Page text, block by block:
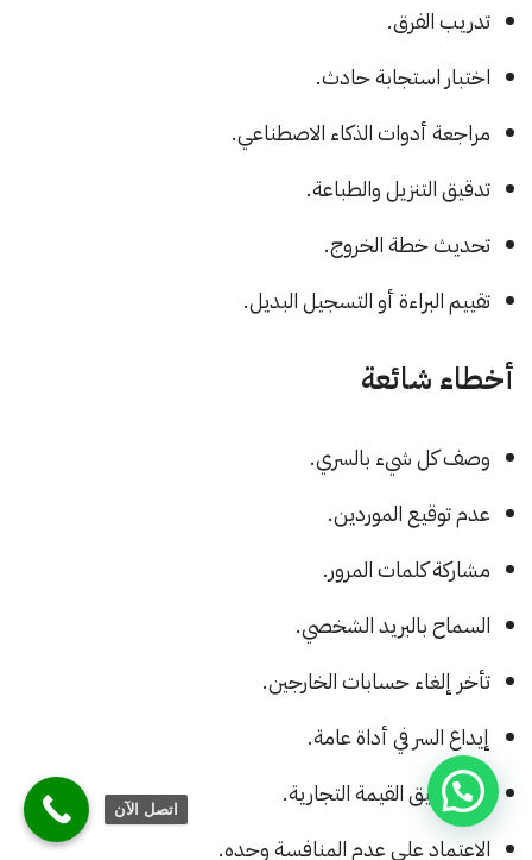
تدريب الفرق.
اختبار استجابة حادث.
مراجعة أدوات الذكاء الاصطناعي.
تدقيق التنزيل والطباعة.
تحديث خطة الخروج.
تقييم البراءة أو التسجيل البديل.
أخطاء شائعة
وصف كل شيء بالسري.
عدم توقيع الموردين.
مشاركة كلمات المرور.
السماح بالبريد الشخصي.
تأخر إلغاء حسابات الخارجين.
إيداع السر في أداة عامة.
عدم توثيق القيمة التجارية.
الاعتماد على عدم المنافسة وحده.
اتصل الآن